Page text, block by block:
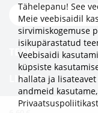
TEAVE
LISAKS
KATEGOORIAD
Tähelepanu! See
Meie veebisaidil
sirvimiskogemuse
isikupärastatud
Veebisaidi
küpsiste
hallata ja
andmeid kasutame,
Privaatsuspoliitikast